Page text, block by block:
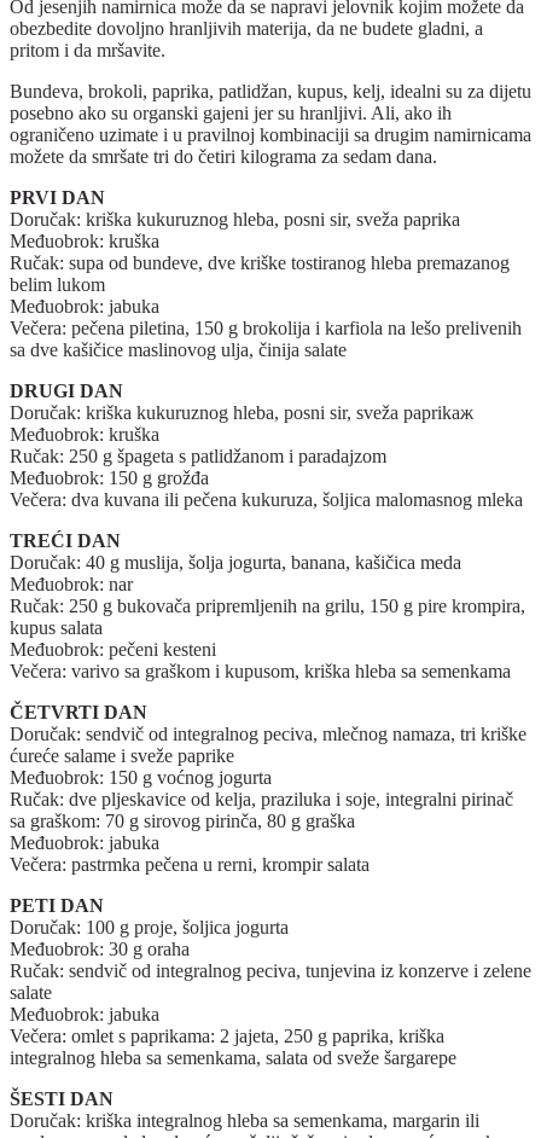
Od jesenjih namirnica može da se napravi jelovnik kojim možete da
obezbedite dovoljno hranljivih materija, da ne budete gladni, a
pritom i da mršavite.
Bundeva, brokoli, paprika, patlidžan, kupus, kelj, idealni su za dijetu
posebno ako su organski gajeni jer su hranljivi. Ali, ako ih
ograničeno uzimate i u pravilnoj kombinaciji sa drugim namirnicama
možete da smršate tri do četiri kilograma za sedam dana.
PRVI DAN
Doručak: kriška kukuruznog hleba, posni sir, sveža paprika
Međuobrok: kruška
Ručak: supa od bundeve, dve kriške tostiranog hleba premazanog
belim lukom
Međuobrok: jabuka
Večera: pečena piletina, 150 g brokolija i karfiola na lešo prelivenih
sa dve kašičice maslinovog ulja, činija salate
DRUGI DAN
Doručak: kriška kukuruznog hleba, posni sir, sveža paprikaж
Međuobrok: kruška
Ručak: 250 g špageta s patlidžanom i paradajzom
Međuobrok: 150 g grožđa
Večera: dva kuvana ili pečena kukuruza, šoljica malomasnog mleka
TREĆI DAN
Doručak: 40 g muslija, šolja jogurta, banana, kašičica meda
Međuobrok: nar
Ručak: 250 g bukovača pripremljenih na grilu, 150 g pire krompira,
kupus salata
Međuobrok: pečeni kesteni
Večera: varivo sa graškom i kupusom, kriška hleba sa semenkama
ČETVRTI DAN
Doručak: sendvič od integralnog peciva, mlečnog namaza, tri kriške
ćureće salame i sveže paprike
Međuobrok: 150 g voćnog jogurta
Ručak: dve pljeskavice od kelja, praziluka i soje, integralni pirinač
sa graškom: 70 g sirovog pirinča, 80 g graška
Međuobrok: jabuka
Večera: pastrmka pečena u rerni, krompir salata
PETI DAN
Doručak: 100 g proje, šoljica jogurta
Međuobrok: 30 g oraha
Ručak: sendvič od integralnog peciva, tunjevina iz konzerve i zelene
salate
Međuobrok: jabuka
Večera: omlet s paprikama: 2 jajeta, 250 g paprika, kriška
integralnog hleba sa semenkama, salata od sveže šargarepe
ŠESTI DAN
Doručak: kriška integralnog hleba sa semenkama, margarin ili